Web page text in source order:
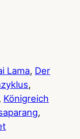
Lama, Der
, Königreich